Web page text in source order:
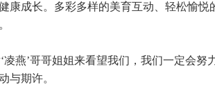
康成长。多彩多样的美育互动、轻松愉
凌燕’哥哥姐姐来看望我们，我们一定会
与期许。